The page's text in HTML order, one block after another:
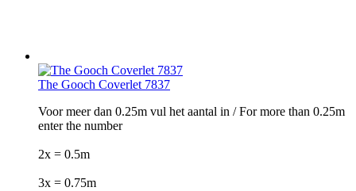
The Gooch Coverlet 7837
Voor meer dan 0.25m vul het aantal in / For more than 0.25m
enter the number
2x = 0.5m
3x = 0.75m